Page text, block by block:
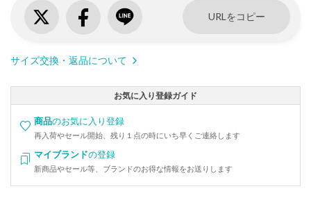
URLをコピー
サイズ交換・返品について
お気に入り登録ガイド
商品のお気に入り登録
再入荷やセール開始、残り１点の時にいち早くご連絡します
マイブランドの登録
新商品やセール等、ブランドのお得な情報をお送りします